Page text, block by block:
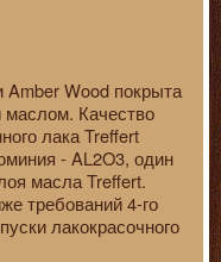
Wood покрыта
Качество
лака Treffert
- AL2O3, один
масла Treffert.
требований 4-го
лакокрасочного